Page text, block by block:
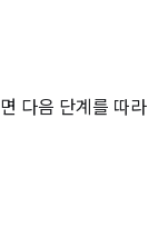
다음 단계를 따라